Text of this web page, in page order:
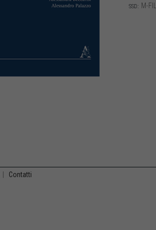
SSD: M-
Contatti